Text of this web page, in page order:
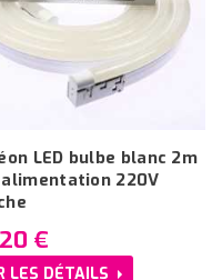
LED bulbe blanc 2m
220V
€
LES DÉTAILS